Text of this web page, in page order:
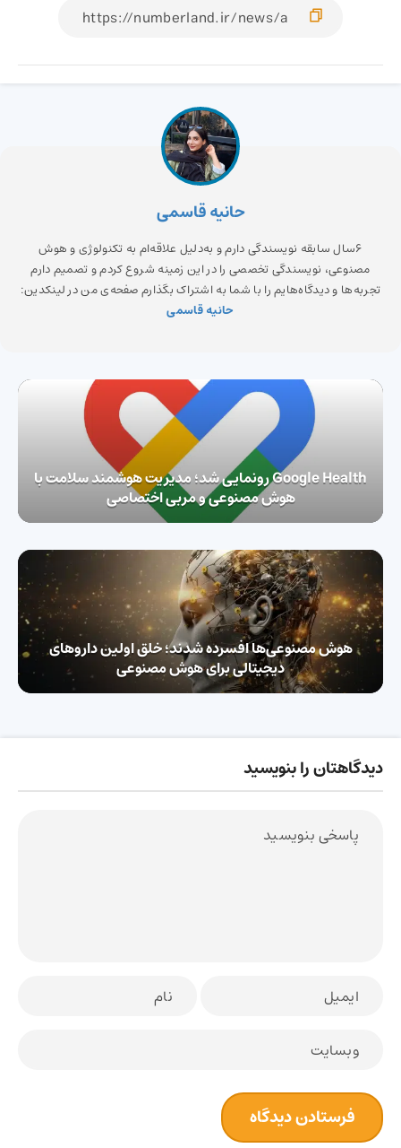
حانیه قاسمی
6سال سابقه نویسندگی دارم و به‌دلیل علاقه‌ام به تکنولوژی و هوش
مصنوعی، نویسندگی تخصصی را در این زمینه شروع کردم و تصمیم دارم
تجربه‌ها و دیدگاه‌هایم را با شما به اشتراک بگذارم صفحه‌ی من در لینکدین:
حانیه قاسمی
Google Health رونمایی شد؛ مدیریت هوشمند سلامت با
هوش مصنوعی و مربی اختصاصی
هوش مصنوعی‌ها افسرده شدند؛ خلق اولین داروهای
دیجیتالی برای هوش مصنوعی
دیدگاهتان را بنویسید